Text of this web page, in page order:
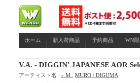
ホーム 新入荷商品 予約商品 WN
V.A. - DIGGIN' JAPANESE AOR
アーティスト名 : » M
MURO / DIGUMA